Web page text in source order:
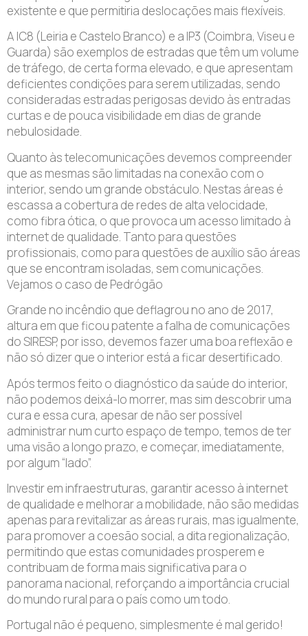
existente e que permitiria deslocações mais flexíveis.
A IC8 (Leiria e Castelo Branco) e a IP3 (Coimbra, Viseu e
Guarda) são exemplos de estradas que têm um volume
de tráfego, de certa forma elevado, e que apresentam
deficientes condições para serem utilizadas, sendo
consideradas estradas perigosas devido às entradas
curtas e de pouca visibilidade em dias de grande
nebulosidade.
Quanto às telecomunicações devemos compreender
que as mesmas são limitadas na conexão com o
interior, sendo um grande obstáculo. Nestas áreas é
escassa a cobertura de redes de alta velocidade,
como fibra ótica, o que provoca um acesso limitado à
internet de qualidade. Tanto para questões
profissionais, como para questões de auxílio são áreas
que se encontram isoladas, sem comunicações.
Vejamos o caso de Pedrógão
Grande no incêndio que deflagrou no ano de 2017,
altura em que ficou patente a falha de comunicações
do SIRESP, por isso, devemos fazer uma boa reflexão e
não só dizer que o interior está a ficar desertificado.
Após termos feito o diagnóstico da saúde do interior,
não podemos deixá-lo morrer, mas sim descobrir uma
cura e essa cura, apesar de não ser possível
administrar num curto espaço de tempo, temos de ter
uma visão a longo prazo, e começar, imediatamente,
por algum “lado”.
Investir em infraestruturas, garantir acesso à internet
de qualidade e melhorar a mobilidade, não são medidas
apenas para revitalizar as áreas rurais, mas igualmente,
para promover a coesão social, a dita regionalização,
permitindo que estas comunidades prosperem e
contribuam de forma mais significativa para o
panorama nacional, reforçando a importância crucial
do mundo rural para o país como um todo.
Portugal não é pequeno, simplesmente é mal gerido!